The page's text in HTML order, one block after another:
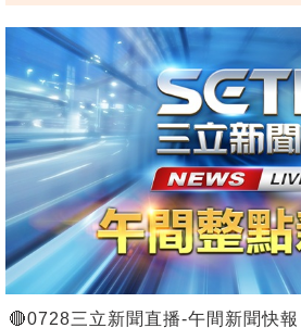
🔴0728三立新聞直播-午間新聞快報